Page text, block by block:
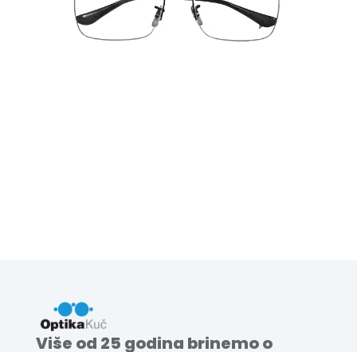
Više od 25 godina brinemo o